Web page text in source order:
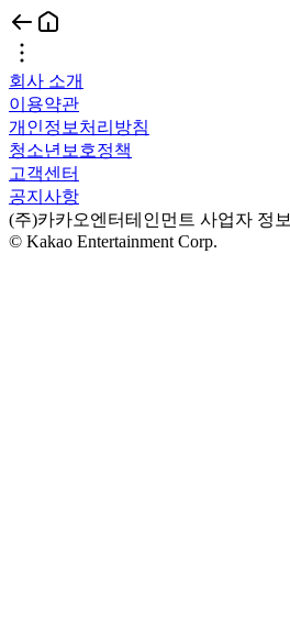
회사 소개
이용약관
개인정보처리방침
청소년보호정책
고객센터
공지사항
(주)카카오엔터테인먼트 사업자 정보
© Kakao Entertainment Corp.